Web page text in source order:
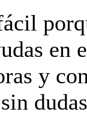
en
y